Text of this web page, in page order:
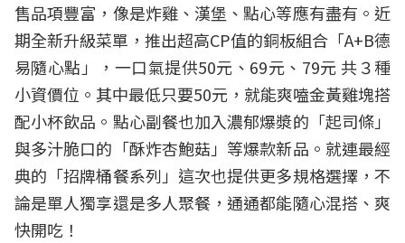
售品項豐富，像是炸雞、漢堡、點心等應有盡有。近
期全新升級菜單，推出超高CP值的銅板組合「A+B德
易隨心點」，一口氣提供50元、69元、79元 共３種
小資價位。其中最低只要50元，就能爽嗑金黃雞塊搭
配小杯飲品。點心副餐也加入濃郁爆漿的「起司條」
與多汁脆口的「酥炸杏鮑菇」等爆款新品。就連最經
典的「招牌桶餐系列」這次也提供更多規格選擇，不
論是單人獨享還是多人聚餐，通通都能隨心混搭、爽
快開吃！